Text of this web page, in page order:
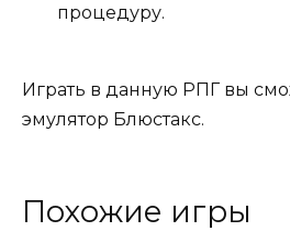
процедуру.
Играть в данную РПГ вы
эмулятор Блюстакс.
Похожие игры